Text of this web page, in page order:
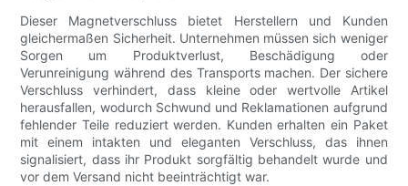
Dieser Magnetverschluss bietet Herstellern und Kunden
gleichermaßen Sicherheit. Unternehmen müssen sich weniger
Sorgen um Produktverlust, Beschädigung oder
Verunreinigung während des Transports machen. Der sichere
Verschluss verhindert, dass kleine oder wertvolle Artikel
herausfallen, wodurch Schwund und Reklamationen aufgrund
fehlender Teile reduziert werden. Kunden erhalten ein Paket
mit einem intakten und eleganten Verschluss, das ihnen
signalisiert, dass ihr Produkt sorgfältig behandelt wurde und
vor dem Versand nicht beeinträchtigt war.